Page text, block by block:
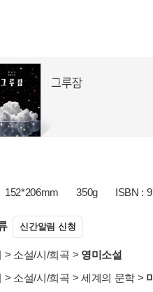
152*206mm 350g ISBN :
신간알림 신청
> 소설/시/희곡 > 영미소설
> 소설/시/희곡 > 세계의 문학 >